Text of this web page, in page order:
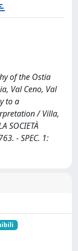
of the Ostia
Val Ceno, Val
to a
/ Villa,
SOCIETÀ
- SPEC. 1: